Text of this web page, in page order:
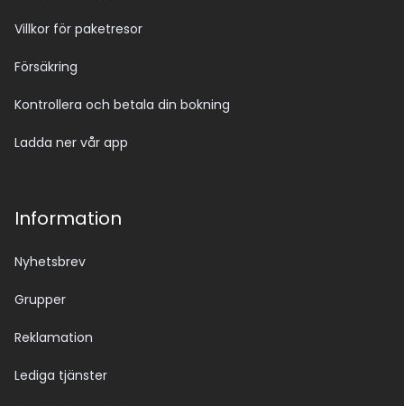
Villkor för paketresor
Försäkring
Kontrollera och betala din bokning
Ladda ner vår app
Information
Nyhetsbrev
Grupper
Reklamation
Lediga tjänster